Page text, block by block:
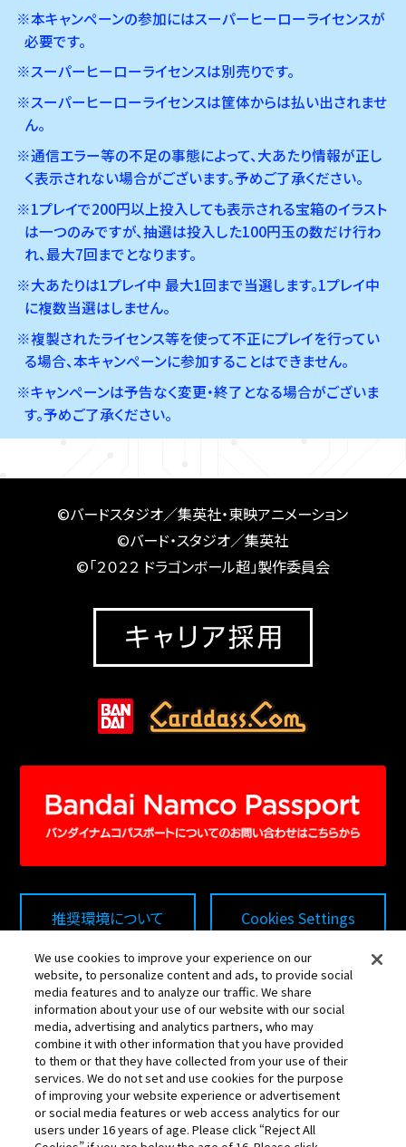
※本キャンペーンの参加にはスーパーヒーローライセンスが
必要です。
※スーパーヒーローライセンスは別売りです。
※スーパーヒーローライセンスは筐体からは払い出されませ
ん。
※通信エラー等の不足の事態によって、大あたり情報が正し
く表示されない場合がございます。予めご了承ください。
※1プレイで200円以上投入しても表示される宝箱のイラスト
は一つのみですが、抽選は投入した100円玉の数だけ行わ
れ、最大7回までとなります。
※大あたりは1プレイ中 最大1回まで当選します。1プレイ中
に複数当選はしません。
※複製されたライセンス等を使って不正にプレイを行ってい
る場合、本キャンペーンに参加することはできません。
※キャンペーンは予告なく変更・終了となる場合がございま
す。予めご了承ください。
©バードスタジオ／集英社・東映アニメーション
©バード・スタジオ／集英社
©「２０２２ ドラゴンボール超」製作委員会
推奨環境について Cookies Settings
プライバシーポリシー
・このwebサイトに記載されているすべての画像・テキスト・
データの無断転用、転載をお断りします。
・開発中につき、本サイトで使用している画像と実際の商品
とは異なる場合がございます。
We use cookies to improve your experience on our
website, to personalize content and ads, to provide social
media features and to analyze our traffic. We share
information about your use of our website with our social
media, advertising and analytics partners, who may
combine it with other information that you have provided
to them or that they have collected from your use of their
services. We do not set and use cookies for the purpose
of improving your website experience or advertisement
or social media features or web access analytics for our
users under 16 years of age. Please click “Reject All